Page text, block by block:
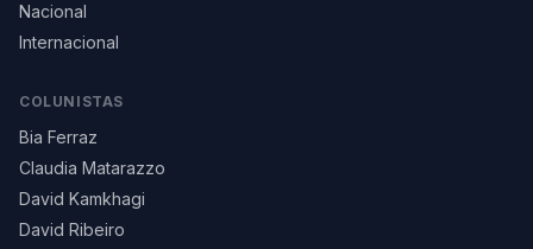
Nacional
Internacional
COLUNISTAS
Bia Ferraz
Claudia Matarazzo
David Kamkhagi
David Ribeiro